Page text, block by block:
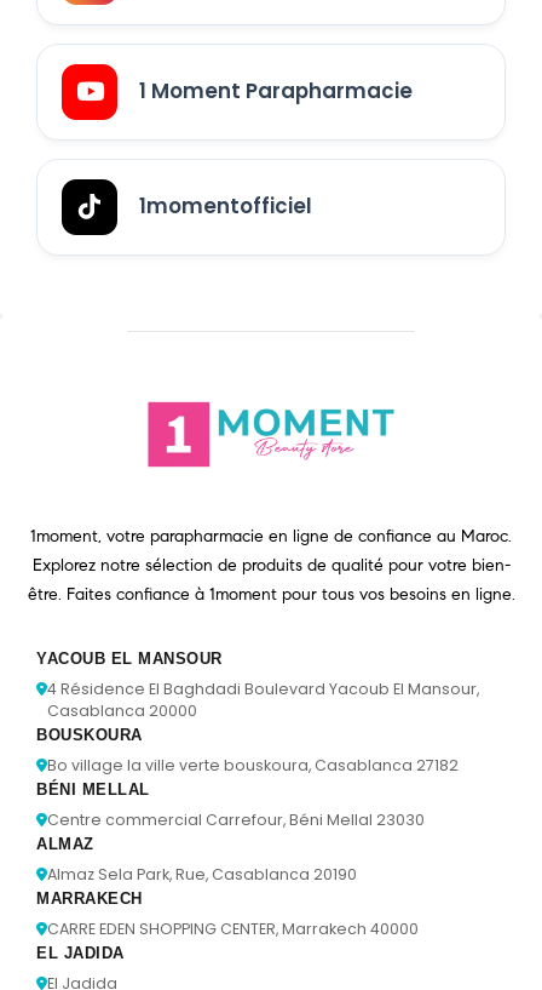
1 Moment Parapharmacie
1momentofficiel
1moment, votre parapharmacie en ligne de confiance au Maroc.
Explorez notre sélection de produits de qualité pour votre bien-
être. Faites confiance à 1moment pour tous vos besoins en ligne.
YACOUB EL MANSOUR
4 Résidence El Baghdadi Boulevard Yacoub El Mansour,
Casablanca 20000
BOUSKOURA
Bo village la ville verte bouskoura, Casablanca 27182
BÉNI MELLAL
Centre commercial Carrefour, Béni Mellal 23030
ALMAZ
Almaz Sela Park, Rue, Casablanca 20190
MARRAKECH
CARRE EDEN SHOPPING CENTER, Marrakech 40000
EL JADIDA
El Jadida